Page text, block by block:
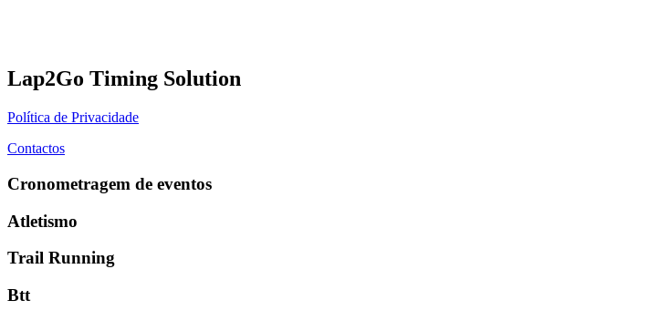
Lap2Go Timing Solution
Política de Privacidade
Contactos
Cronometragem de eventos
Atletismo
Trail Running
Btt